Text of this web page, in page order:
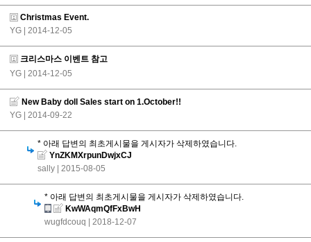
Christmas Event.
YG
| 2014-12-05
크리스마스 이벤트 참고
YG
| 2014-12-05
New Baby doll Sales start on 1.October!!
YG
| 2014-09-22
* 아래 답변의 최초게시물을 게시자가 삭제하였습니다.
YnZKMXrpunDwjxCJ
sally
| 2015-08-05
* 아래 답변의 최초게시물을 게시자가 삭제하였습니다.
KwWAqmQfFxBwH
wugfdcouq
| 2018-12-07